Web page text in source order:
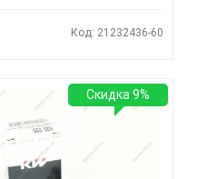
Код: 21232436-60
Скидка 9%